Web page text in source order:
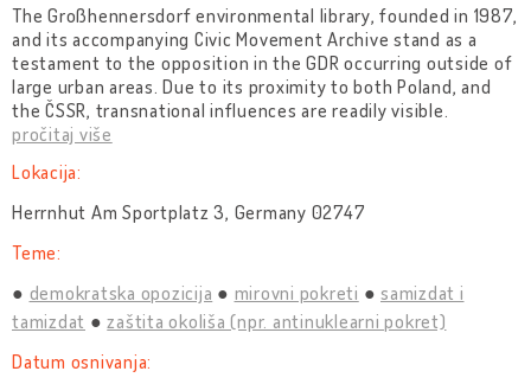
The Großhennersdorf environmental library, founded in 1987,
and its accompanying Civic Movement Archive stand as a
testament to the opposition in the GDR occurring outside of
large urban areas. Due to its proximity to both Poland, and
the ČSSR, transnational influences are readily visible.
pročitaj više
Lokacija:
Herrnhut Am Sportplatz 3, Germany 02747
Teme:
demokratska opozicija
mirovni pokreti
samizdat i
tamizdat
zaštita okoliša (npr. antinuklearni pokret)
Datum osnivanja: